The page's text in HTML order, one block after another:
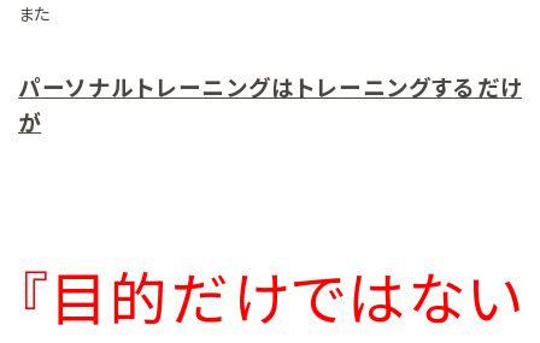
また
パーソナルトレーニングはトレーニングするだけ
が
『目的だけではない